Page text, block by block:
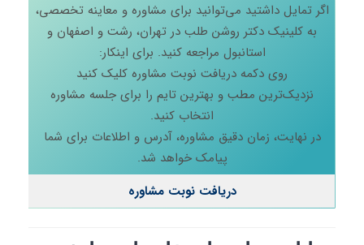
اگر تمایل داشتید می‌توانید برای مشاوره و معاینه تخصصی،
به کلینیک دکتر روشن طلب در تهران، رشت و اصفهان و
استانبول مراجعه کنید. برای اینکار:
روی دکمه دریافت نوبت مشاوره کلیک کنید
نزدیک‌ترین مطب و بهترین تایم را برای جلسه مشاوره
انتخاب کنید.
در نهایت، زمان دقیق مشاوره، آدرس و اطلاعات برای شما
پیامک خواهد شد.
دریافت نوبت مشاوره